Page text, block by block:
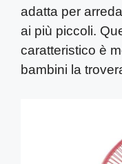
adatta per
ai più piccoli.
caratteristico è
bambini la